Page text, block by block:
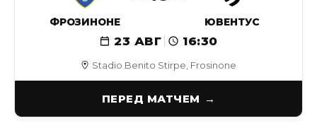
Stadio Benito Stirpe, Frosinone
ФРОЗИНОНЕ ЮВЕНТУС
23 АВГ 16:30
ПЕРЕД МАТЧЕМ